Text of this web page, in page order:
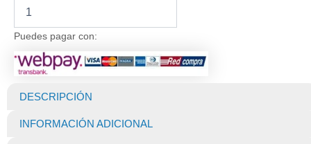
Térmica
para
Deluxe
EcoBubble
Micras
(Dunner)
Puedes pagar con:
DESCRIPCIÓN
INFORMACIÓN ADICIONAL